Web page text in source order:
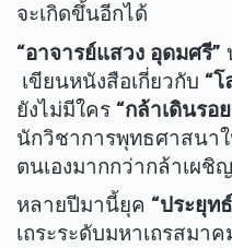
จะเกิดขึ้นอีกได้
“อาจารย์แสวง อุดมศรี”
เขียนหนังสือเกี่ยวกับ “
ยังไม่มีใคร “กล้าเดินรอ
นักวิชาการพุทธศาสนา
ตนเองมากกว่ากล้าเผชิ
หลายปีมานี้ยุค “ประยุท
เถระระดับมหาเถรสม